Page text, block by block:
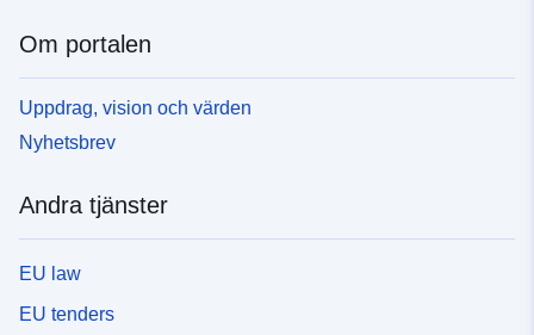
Om portalen
Uppdrag, vision och värden
Nyhetsbrev
Andra tjänster
EU law
EU tenders